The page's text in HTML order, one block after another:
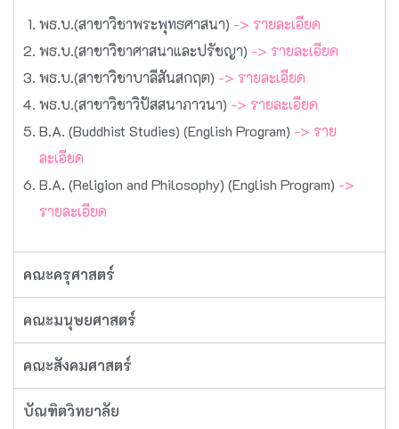
พธ.บ.(สาขาวิชาพระพุทธศาสนา) -> รายละเอียด
พธ.บ.(สาขาวิชาศาสนาและปรัชญา) -> รายละเอียด
พธ.บ.(สาขาวิชาบาลีสันสกฤต) -> รายละเอียด
พธ.บ.(สาขาวิชาวิปัสสนาภาวนา) -> รายละเอียด
B.A. (Buddhist Studies) (English Program) -> ราย
ละเอียด
B.A. (Religion and Philosophy) (English Program) ->
รายละเอียด
คณะครุศาสตร์
คณะมนุษยศาสตร์
คณะสังคมศาสตร์
บัณฑิตวิทยาลัย